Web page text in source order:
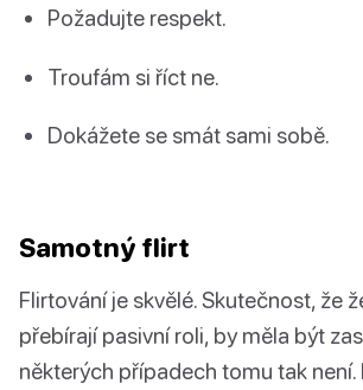
Požadujte respekt.
Troufám si říct ne.
Dokážete se smát sami sobě.
Samotný flirt
Flirtování je skvělé. Skutečnost, že
přebírají pasivní roli, by měla být
některých případech tomu tak není.